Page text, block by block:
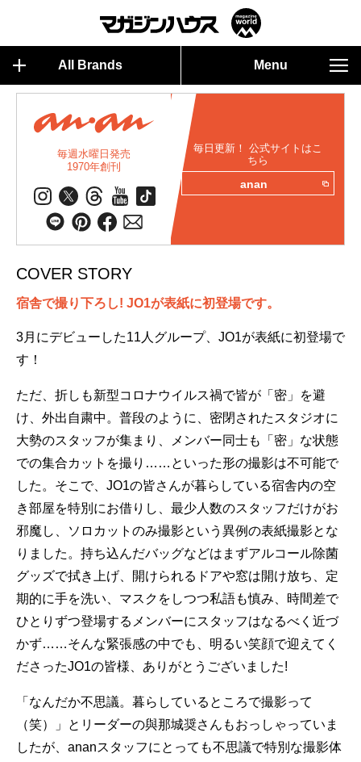
All Brands Menu
毎週水曜日発売
1970年創刊
毎日更新！ 公式サイトはこ
ちら
anan
COVER STORY
宿舎で撮り下ろし! JO1が表紙に初登場です。
3月にデビューした11人グループ、JO1が表紙に初登場で
す！
ただ、折しも新型コロナウイルス禍で皆が「密」を避
け、外出自粛中。普段のように、密閉されたスタジオに
大勢のスタッフが集まり、メンバー同士も「密」な状態
での集合カットを撮り……といった形の撮影は不可能で
した。そこで、JO1の皆さんが暮らしている宿舎内の空
き部屋を特別にお借りし、最少人数のスタッフだけがお
邪魔し、ソロカットのみ撮影という異例の表紙撮影とな
りました。持ち込んだバッグなどはまずアルコール除菌
グッズで拭き上げ、開けられるドアや窓は開け放ち、定
期的に手を洗い、マスクをしつつ私語も慎み、時間差で
ひとりずつ登場するメンバーにスタッフはなるべく近づ
かず……そんな緊張感の中でも、明るい笑顔で迎えてく
ださったJO1の皆様、ありがとうございました!
「なんだか不思議。暮らしているところで撮影って
（笑）」とリーダーの與那城奨さんもおっしゃっていま
したが、ananスタッフにとっても不思議で特別な撮影体